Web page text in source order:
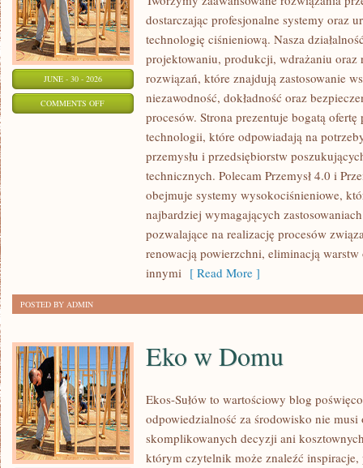
JUNE - 30 - 2026
COMMENTS OFFON
CIEKAWOSTKI
dostarczając profesjonalne systemy oraz
technologię ciśnieniową. Nasza
projektowaniu, produkcji, wdrażaniu oraz
rozwiązań, które znajdują zastosowanie
niezawodność, dokładność oraz
procesów. Strona prezentuje bogatą ofertę
technologii, które odpowiadają na
przemysłu i przedsiębiorstw
technicznych. Polecam Przemysł 4.0 i
obejmuje systemy wysokociśnieniowe,
najbardziej wymagających
pozwalające na realizację procesów
renowacją powierzchni, eliminacją
innymi [ Read More ]
POSTED BY ADMIN
Eko w Domu
Ekos-Sułów to wartościowy blog
odpowiedzialność za środowisko nie
skomplikowanych decyzji ani
którym czytelnik może znaleźć inspiracje,